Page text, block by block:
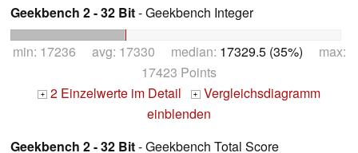
Geekbench 2 - 32 Bit- Geekbench Integer
min: 17236 avg: 17330 median: 17329.5 (35%) max:
17423 Points
+ 2 Einzelwerte im Detail + Vergleichsdiagramm
einblenden
Geekbench 2 - 32 Bit- Geekbench Total Score